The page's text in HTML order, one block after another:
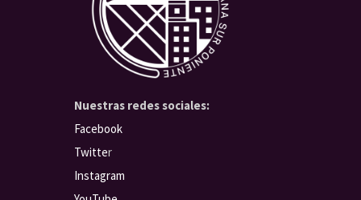
Nuestras redes sociales:
Facebook
Twitter
Instagram